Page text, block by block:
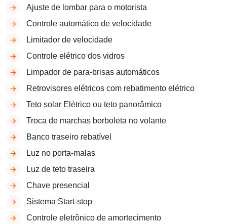
Ajuste de lombar para o motorista
Controle automático de velocidade
Limitador de velocidade
Controle elétrico dos vidros
Limpador de para-brisas automáticos
Retrovisores elétricos com rebatimento elétrico
Teto solar Elétrico ou teto panorâmico
Troca de marchas borboleta no volante
Banco traseiro rebatível
Luz no porta-malas
Luz de teto traseira
Chave presencial
Sistema Start-stop
Controle eletrônico de amortecimento